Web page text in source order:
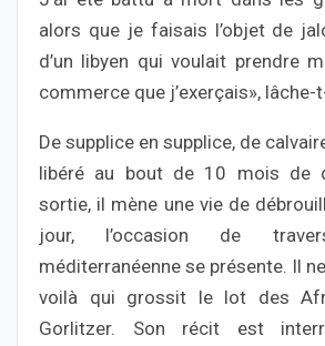
alors que je faisais l’objet de
d’un libyen qui voulait prendre
commerce que j’exerçais»,
De supplice en supplice, de
libéré au bout de 10 mois de
sortie, il mène une vie de
jour, l’occasion de
méditerranéenne se présente. Il
voilà qui grossit le lot des
Gorlitzer. Son récit est